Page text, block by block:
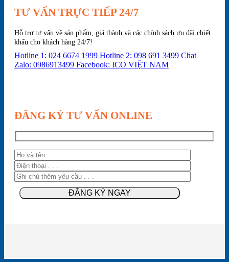
TƯ VẤN TRỰC TIẾP 24/7
Hỗ trợ tư vấn về sản phẩm, giá thành và các chính sách ưu đãi chiết
khấu cho khách hàng 24/7!
Hotline 1: 024 6674 1999 Hotline 2: 098 691 3499 Chat
Zalo: 0986913499 Facebook: ICO VIỆT NAM
ĐĂNG KÝ TƯ VẤN ONLINE